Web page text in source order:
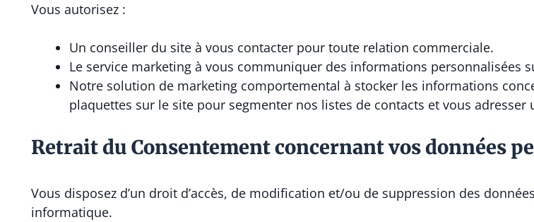
Vous autorisez :
Un conseiller du site à vous contacter pour toute relation commerciale.
Le service marketing à vous communiquer des informations personnalisées
Notre solution de marketing comportemental à stocker les informations
plaquettes sur le site pour segmenter nos listes de contacts et vous
Retrait du Consentement concernant vos données
Vous disposez d’un droit d’accès, de modification et/ou de suppression des
informatique.